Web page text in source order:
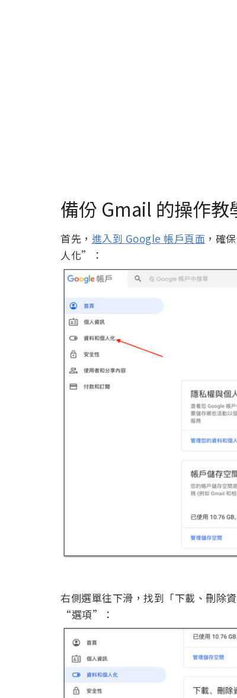
備份 Gmail 的操作教
首先， 進入到 Google 帳戶頁面 ，確
人化”：
右側選單往下滑，找到「下載、刪除
“選項”：